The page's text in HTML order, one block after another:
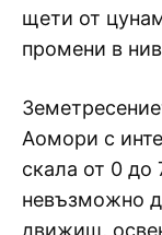
щети от
промени в
Аомори с
скала от 0 до
невъзможно
движиш,